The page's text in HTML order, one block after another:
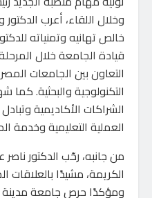
وخلال اللقاء، أعرب
خالص تهانيه وتمنياته
قيادة الجامعة خلال
التعاون بين الجامعات
التكنولوجية والبحثية.
الشراكات الأكاديمية
العملية التعليمية وخدمة
من جانبه، رحّب الدكتور ناصر
الكريمة، مشيدًا بالعلاقات
ومؤكدًا حرص جامعة مدينة